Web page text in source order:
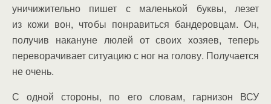
уничижительно пишет с маленькой буквы, лезет
из кожи вон, чтобы понравиться бандеровцам. Он,
получив накануне люлей от своих хозяев, теперь
переворачивает ситуацию с ног на голову. Получается
не очень.
С одной стороны, по его словам, гарнизон ВСУ